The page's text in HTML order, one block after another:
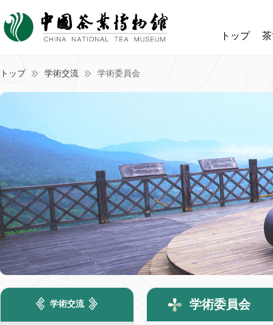
トップ
トップ 学術交流 学術委員会
学術交流 学術委員会